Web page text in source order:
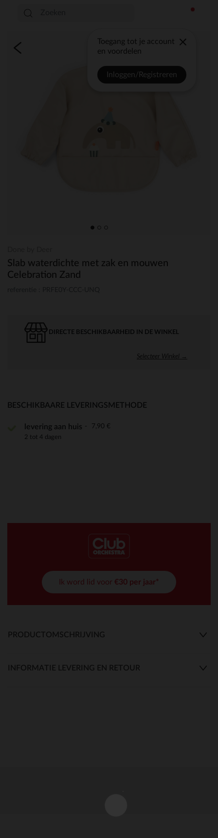
Toegang tot je account
en voordelen
Inloggen/Registreren
Slab waterdichte met zak en mouwen
Celebration Zand
DIRECTE BESCHIKBAARHEID IN DE WINKEL
Selecteer Winkel →
BESCHIKBAARE LEVERINGSMETHODE
levering aan huis 7,90 €
2 tot 4 dagen
Ik word lid voor €30 per jaar*
PRODUCTOMSCHRIJVING
INFORMATIE LEVERING EN RETOUR